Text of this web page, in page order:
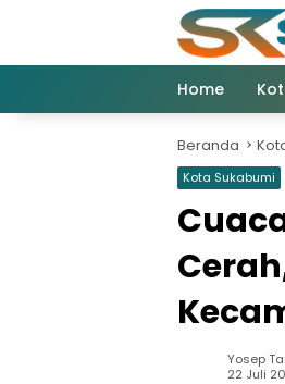
Home
Beranda
Kota Sukabumi
Yosep
22 Juli